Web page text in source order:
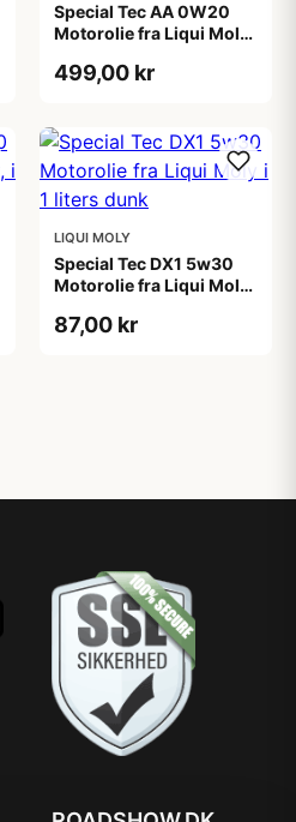
Special Tec AA 0W20
Motorolie fra Liqui Moly,
499,00 kr
LIQUI MOLY
Special Tec DX1 5w30
Motorolie fra Liqui Moly i
87,00 kr